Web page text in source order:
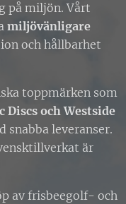
på miljön. Vårt
miljövänligare
och hållbarhet
toppmärken som
och Westside
leveranser.
är
av frisbeegolf- och